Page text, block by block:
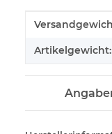
Wert
Artikelgewicht: